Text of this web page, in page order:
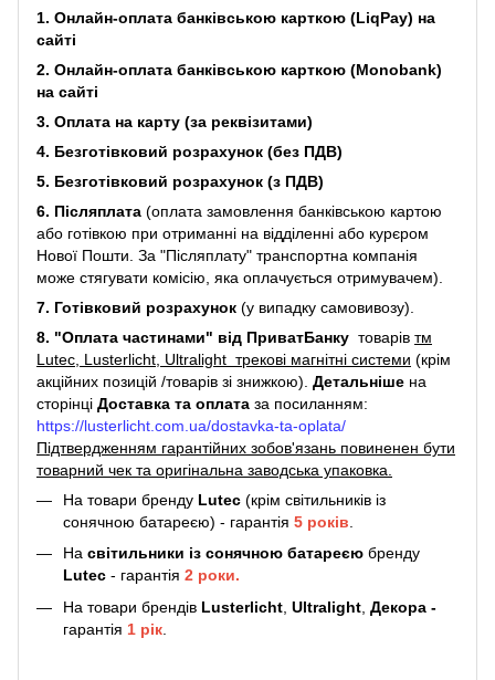
1. Онлайн-оплата банківською карткою (LiqPay) на
сайті
2. Онлайн-оплата банківською карткою (Monobank)
на сайті
3. Оплата на карту (за реквізитами)
4. Безготівковий розрахунок (без ПДВ)
5. Безготівковий розрахунок (з ПДВ)
6. Післяплата (оплата замовлення банківською картою
або готівкою при отриманні на відділенні або курєром
Нової Пошти. За "Післяплату" транспортна компанія
може стягувати комісію, яка оплачується отримувачем).
7. Готівковий розрахунок (у випадку самовивозу).
8. "Оплата частинами" від ПриватБанку товарів тм
Lutec, Lusterlicht, Ultralight трекові магнітні системи (крім
акційних позицій /товарів зі знижкою). Детальніше на
сторінці Доставка та оплата за посиланням:
https://lusterlicht.com.ua/dostavka-ta-oplata/
Підтвердженням гарантійних зобов'язань повиненен бути
товарний чек та оригінальна заводська упаковка.
На товари бренду Lutec (крім світильників із
сонячною батареєю) - гарантія 5 років
На світильники із сонячною батареєю бренду
Lutec - гарантія 2 роки.
На товари брендів Lusterlicht Ultralight Декора -
гарантія 1 рік